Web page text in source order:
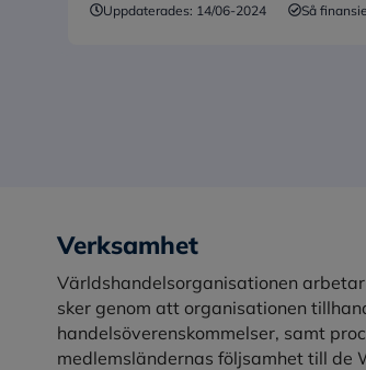
Uppdaterades: 14/06-2024 Så
Verksamhet
Världshandelsorganisationen
sker genom att organisationen
handelsöverenskommelser, samt
medlemsländernas följsamhet till de